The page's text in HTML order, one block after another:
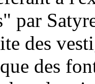
par
des
des